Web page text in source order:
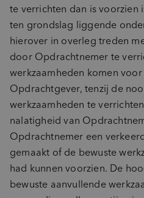
te verrichten dan is voorzien
ten grondslag liggende
hierover in overleg treden
door Opdrachtnemer te
werkzaamheden komen
Opdrachtgever, tenzij de
werkzaamheden te
nalatigheid van
Opdrachtnemer een
gemaakt of de bewuste
had kunnen voorzien. De
bewuste aanvullende